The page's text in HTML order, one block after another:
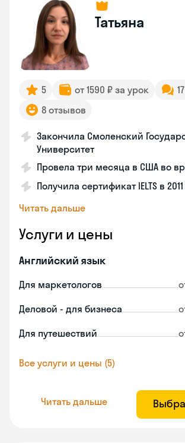
Татьяна
5 от 1590 ₽ за урок
8 отзывов
Закончила Смоленский
Университет
Провела три месяца в США во
Получила сертификат IELTS в
Читать дальше
Услуги и цены
Английский язык
Для маркетологов
Деловой - для бизнеса
Для путешествий
Все услуги и цены (5)
Читать дальше